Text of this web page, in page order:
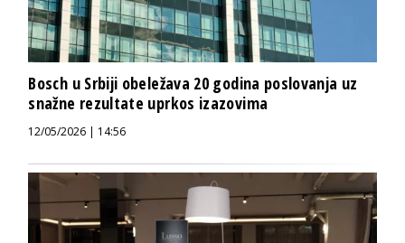
Bosch u Srbiji obeležava 20 godina poslovanja uz
snažne rezultate uprkos izazovima
12/05/2026 | 14:56